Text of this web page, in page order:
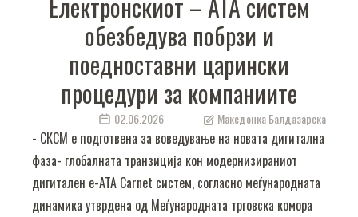
обезбедува побрзи и
поедноставни царински
процедури за компаниите
02.06.2026 Македонка Балдазарска
- СКСМ е подготвена за воведување на новата дигитална
фаза- глобалната транзиција кон модернизираниот
дигитален е-ATA Carnet систем, согласно меѓународната
динамика утврдена од Меѓународната трговска комора